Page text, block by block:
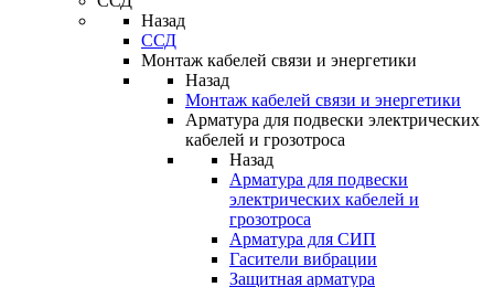
Назад
ССД
Монтаж кабелей связи и энергетики
Назад
Монтаж кабелей связи и энергетики
Арматура для подвески электрических
кабелей и грозотроса
Назад
Арматура для подвески
электрических кабелей и
грозотроса
Арматура для СИП
Гасители вибрации
Защитная арматура